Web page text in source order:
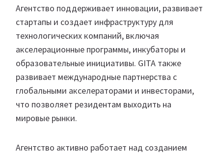
Агентство поддерживает инновации, развивает
стартапы и создает инфраструктуру для
технологических компаний, включая
акселерационные программы, инкубаторы и
образовательные инициативы. GITA также
развивает международные партнерства с
глобальными акселераторами и инвесторами,
что позволяет резидентам выходить на
мировые рынки.
Агентство активно работает над созданием